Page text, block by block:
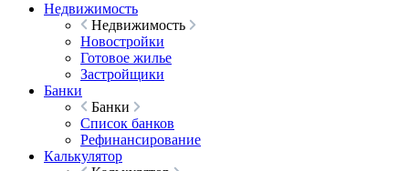
Недвижимость
Недвижимость
Новостройки
Готовое жилье
Застройщики
Банки
Банки
Список банков
Рефинансирование
Калькулятор